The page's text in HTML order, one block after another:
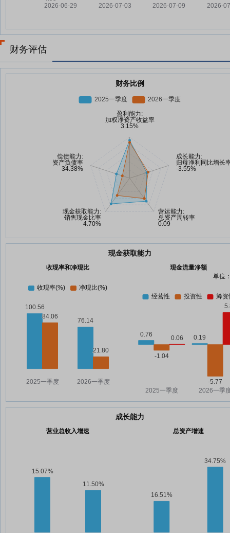
财务评估
财务比例
现金获取能力
收现率和净现比
现金流量净额
单位
成长能力
营业总收入增速 总资产增速